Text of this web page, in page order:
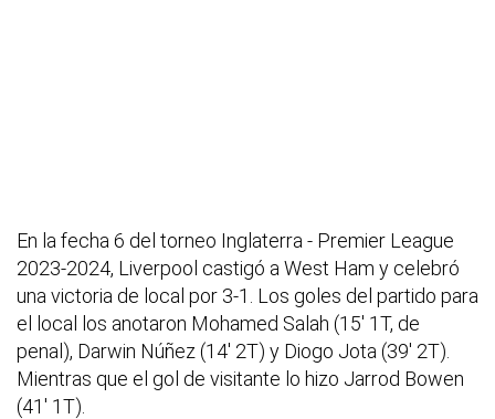
En la fecha 6 del torneo Inglaterra - Premier League
2023-2024, Liverpool castigó a West Ham y celebró
una victoria de local por 3-1. Los goles del partido para
el local los anotaron Mohamed Salah (15' 1T, de
penal), Darwin Núñez (14' 2T) y Diogo Jota (39' 2T).
Mientras que el gol de visitante lo hizo Jarrod Bowen
(41' 1T).